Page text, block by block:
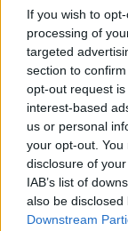
If you wish to
processing of
targeted
section to
opt-out request
interest-based
us or personal
your opt-out.
disclosure of
IAB’s list of
also be
Downstream
Νέο βίντεο
Μοτζτάμπα
φουντώνουν
το αν